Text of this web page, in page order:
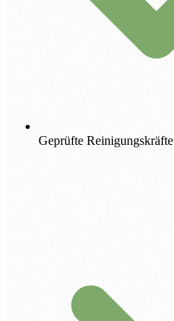
Geprüfte Reinigungskräfte